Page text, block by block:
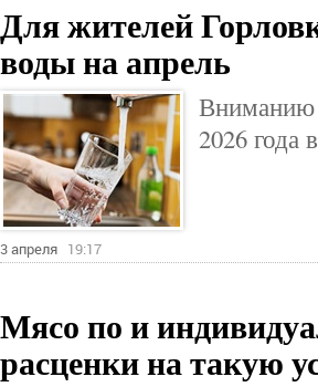
Для жителей
воды на апрель
Вниманию
2026 года
3 апреля 19:17
Мясо по и
расценки на такую